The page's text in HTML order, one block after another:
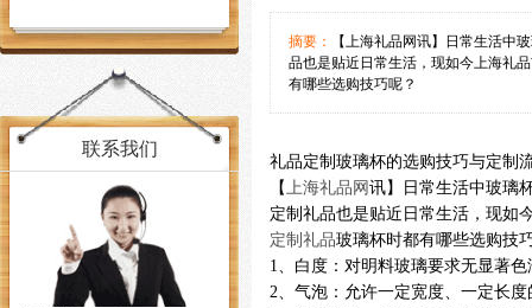
联系我们
摘要：
【上海礼品网讯】日常生活中
品也是贴近日常生活，现如今上海礼
有哪些选购技巧呢？
礼品定制玻璃杯的选购技巧与定制
【上海礼品网 讯】日常生活中玻璃
定制礼品也是贴近日常生活，现如
定制礼品玻璃杯时都有哪些选购技
1、白度：对明料玻璃要求无显著色
2、气泡：允许一定宽度、一定长